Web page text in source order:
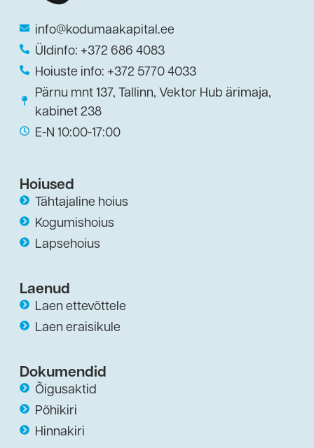
info@kodumaakapital.ee
Üldinfo: +372 686 4083
Hoiuste info: +372 5770 4033
Pärnu mnt 137, Tallinn, Vektor Hub ärimaja,
kabinet 238
E-N 10:00-17:00
Hoiused
Tähtajaline hoius
Kogumishoius
Lapsehoius
Laenud
Laen ettevõttele
Laen eraisikule
Dokumendid
Õigusaktid
Põhikiri
Hinnakiri